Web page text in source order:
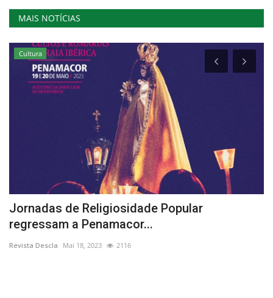
MAIS NOTÍCIAS
Cultura
Jornadas de Religiosidade Popular
regressam a Penamacor...
Revista Descla Mai 18, 2023 2116